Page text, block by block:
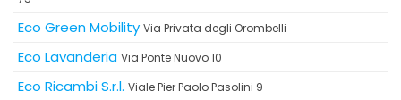
Eco Green Mobility Via Privata degli Orombelli
Eco Lavanderia Via Ponte Nuovo 10
Eco Ricambi S.r.l. Viale Pier Paolo Pasolini 9